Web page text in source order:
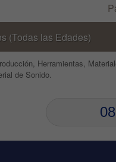
(Todas las Edades)
Herramientas,
de Sonido.
0
2
1
2
4
5
8